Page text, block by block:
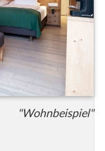
"Wohnbeispiel"